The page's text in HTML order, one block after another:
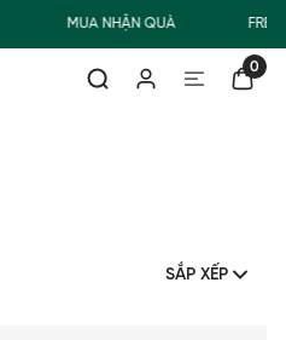
MUA NHẬN QUÀ
0
SẮP XẾP